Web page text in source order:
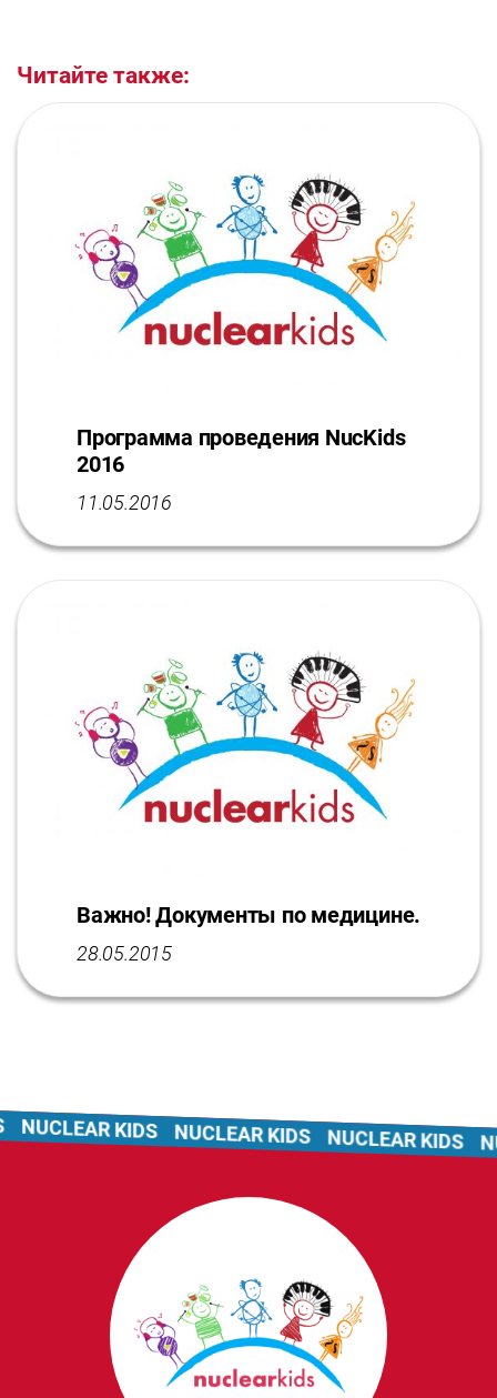
Читайте также:
Программа проведения NucKids
2016
11.05.2016
Важно! Документы по медицине.
28.05.2015
NUCLEAR KIDS NUCLEAR KIDS NUCLEAR KIDS